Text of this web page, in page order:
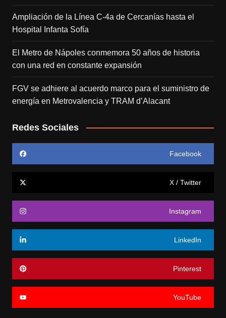
Ampliación de la Línea C-4a de Cercanías hasta el
Hospital Infanta Sofía
El Metro de Nápoles conmemora 50 años de historia
con una red en constante expansión
FGV se adhiere al acuerdo marco para el suministro de
energía en Metrovalencia y TRAM d’Alacant
Redes Sociales
Facebook
X / Twitter
Instagram
LinkedIn
Pinterest
YouTube